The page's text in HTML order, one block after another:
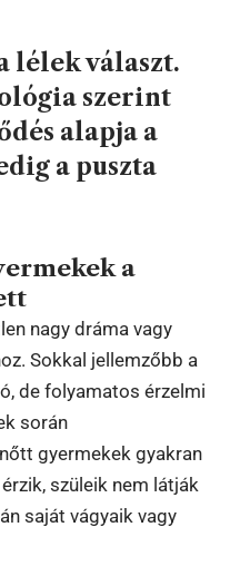
lélek választ.
szerint
alapja a
a puszta
a
nagy dráma vagy
Sokkal jellemzőbb a
de folyamatos érzelmi
során
gyermekek gyakran
szüleik nem látják
saját vágyaik vagy